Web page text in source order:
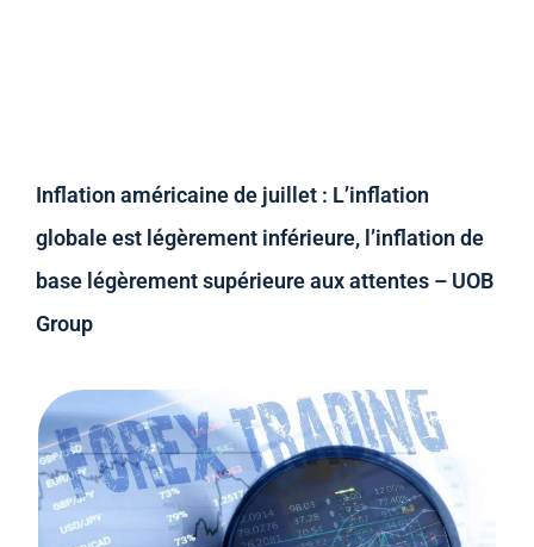
Inflation américaine de juillet : L’inflation
globale est légèrement inférieure, l’inflation de
base légèrement supérieure aux attentes – UOB
Group